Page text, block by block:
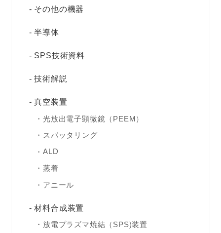
その他の機器
半導体
SPS技術資料
技術解説
真空装置
光放出電子顕微鏡（PEEM）
スパッタリング
ALD
蒸着
アニール
材料合成装置
放電プラズマ焼結（SPS)装置